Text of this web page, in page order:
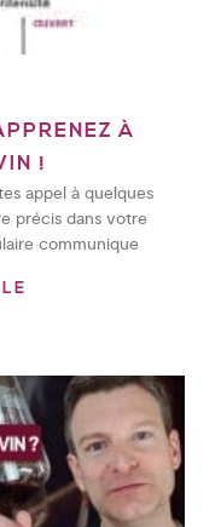
À
!
appel à quelques
précis dans votre
communique